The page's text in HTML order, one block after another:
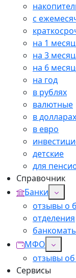
с
на 1 месяц
на 3
на 6
на год
в рублях
валютные
в долларах
в евро
детские
для
Справочник
Банки
отзывы о
отделения
МФО
отзывы
Сервисы